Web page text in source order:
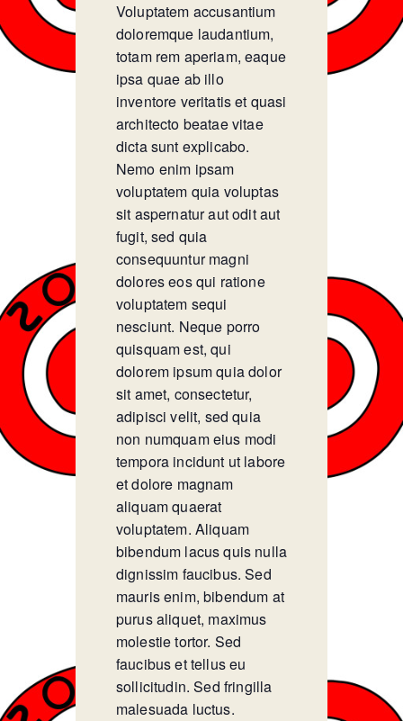
Voluptatem accusantium
doloremque laudantium,
totam rem aperiam, eaque
ipsa quae ab illo
inventore veritatis et quasi
architecto beatae vitae
dicta sunt explicabo.
Nemo enim ipsam
voluptatem quia voluptas
sit aspernatur aut odit aut
fugit, sed quia
consequuntur magni
dolores eos qui ratione
voluptatem sequi
nesciunt. Neque porro
quisquam est, qui
dolorem ipsum quia dolor
sit amet, consectetur,
adipisci velit, sed quia
non numquam eius modi
tempora incidunt ut labore
et dolore magnam
aliquam quaerat
voluptatem. Aliquam
bibendum lacus quis nulla
dignissim faucibus. Sed
mauris enim, bibendum at
purus aliquet, maximus
molestie tortor. Sed
faucibus et tellus eu
sollicitudin. Sed fringilla
malesuada luctus.